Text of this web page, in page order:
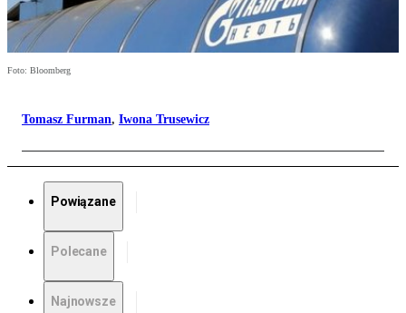
Foto: Bloomberg
Tomasz Furman, Iwona Trusewicz
Powiązane
Polecane
Najnowsze